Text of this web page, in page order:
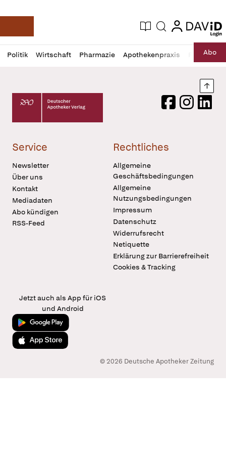
Deutsche Apotheker Zeitung
Aktuelle Ausgabe
Suche login
login
Politik Wirtschaft Pharmazie Apothekenpraxis RechtAbo
Profil
öffnen
Daz
Pur
Deutscher Apotheker Verlag Logo
FacebookInstagram
Service
Newsletter
Über uns
Kontakt
Mediadaten
Abo kündigen
RSS-Feed
Rechtliches
Allgemeine
Geschäftsbedingungen
Allgemeine
Nutzungsbedingungen
Impressum
Datenschutz
Widerrufsrecht
Netiquette
Erklärung zur Barrierefreiheit
Cookies & Tracking
Jetzt auch als App für iOS
und Android
Jetzt bei Google Play
Laden im App Store
© 2026 Deutsche Apotheker Zeitung